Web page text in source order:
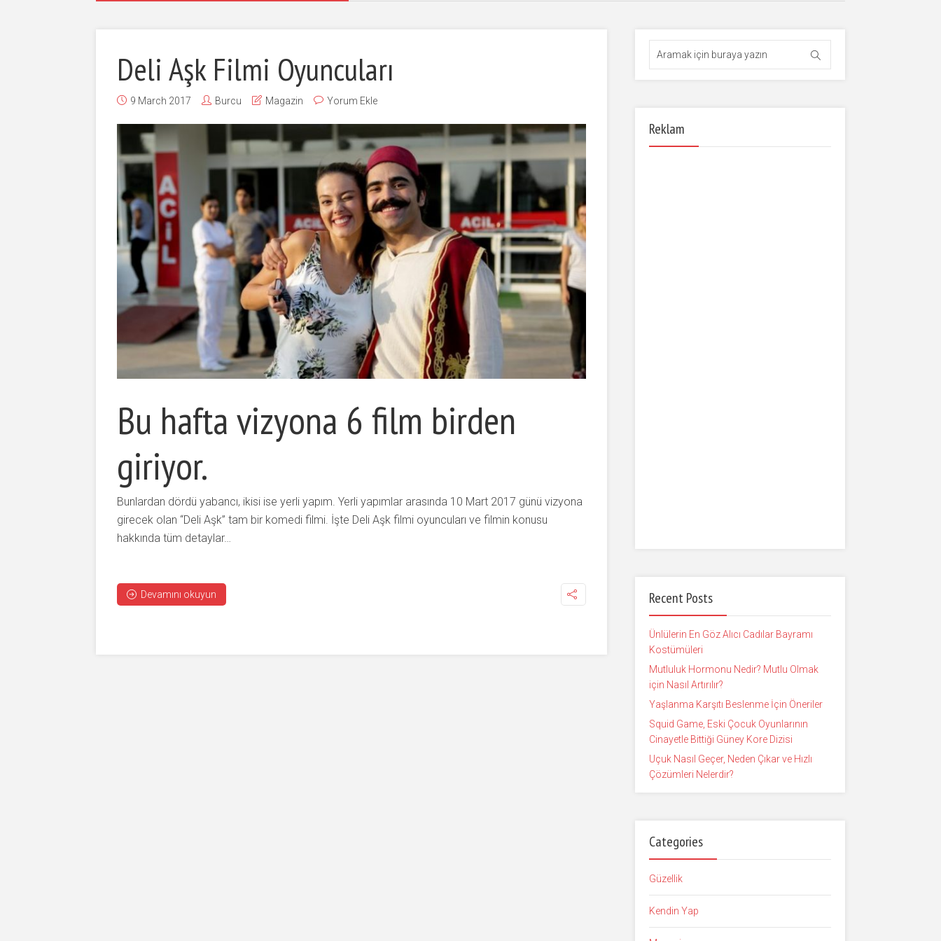
Deli Aşk Filmi Oyuncuları
9 March 2017 Burcu Magazin Yorum Ekle
Bu hafta vizyona 6 film birden
giriyor.
Bunlardan dördü yabancı, ikisi ise yerli yapım. Yerli yapımlar arasında 10 Mart 2017 günü vizyona
girecek olan “Deli Aşk” tam bir komedi filmi. İşte Deli Aşk filmi oyuncuları ve filmin konusu
hakkında tüm detaylar…
Devamını okuyun
Reklam
Recent Posts
Ünlülerin En Göz Alıcı Cadılar Bayramı
Kostümüleri
Mutluluk Hormonu Nedir? Mutlu Olmak
için Nasıl Artırılır?
Yaşlanma Karşıtı Beslenme İçin Öneriler
Squid Game, Eski Çocuk Oyunlarının
Cinayetle Bittiği Güney Kore Dizisi
Uçuk Nasıl Geçer, Neden Çıkar ve Hızlı
Çözümleri Nelerdir?
Categories
Güzellik
Kendin Yap